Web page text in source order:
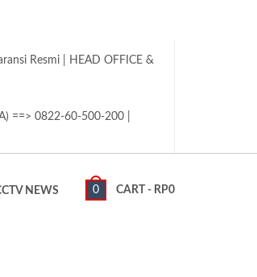
Resmi | HEAD OFFICE &
==> 0822-60-500-200 |
0 CART - RP0
NEWS